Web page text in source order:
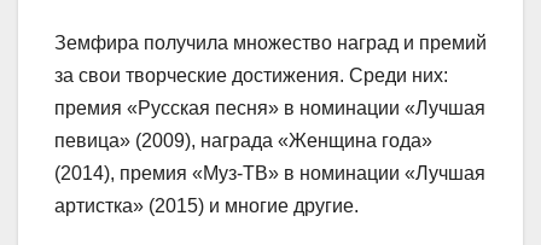
Земфира получила множество наград и премий
за свои творческие достижения. Среди них:
премия «Русская песня» в номинации «Лучшая
певица» (2009), награда «Женщина года»
(2014), премия «Муз-ТВ» в номинации «Лучшая
артистка» (2015) и многие другие.